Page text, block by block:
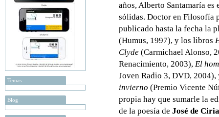
Temas
Blog
años, Alberto Santamaría
sólidas. Doctor en Filosofía
publicado hasta la fecha la
(Humus, 1997), y los libros
Clyde (Carmichael Alonso,
Renacimiento, 2003), El
Joven Radio 3, DVD,
invierno (Premio Vicente
propia hay que sumarle la
de la poesía de José de